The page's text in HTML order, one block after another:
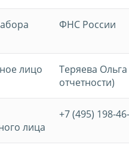
ФНС России
лицо
Теряева
отчетности)
лица
+7 (495) 198-